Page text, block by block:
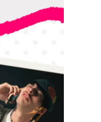
del
funcionaba
adaptar
al
seguir tendencias
redes sociales predominan
MÁS